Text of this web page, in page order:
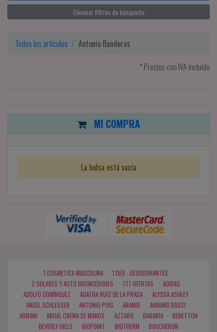
Eliminar filtros de búsqueda
Todos los artículos
Antonio Banderas
* Precios con IVA incluido
MI COMPRA
La bolsa está vacía
1 COSMETICA MASCULINA · 1 DEO - DESODORANTES ·
2 SOLARES Y AUTO BRONCEDORES · 777 OFERTAS · ADIDAS ·
ADOLFO DOMÍNGUEZ · AGATHA RUIZ DE LA PRADA · ALYSSA ASHLEY ·
ANGEL SCHLESSER · ANTONIO PUIG · ARAMIS · ARMAND BASSI ·
ARMANI · ARUAL CREMA DE MANOS · AZZARO · BABARIA · BENETTON
· BEVERLY HILLS · BIOPOINT · BIOTHERM · BOUCHERON ·